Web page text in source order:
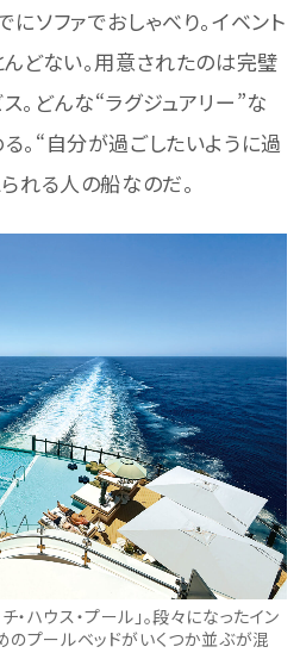
ソファでおしゃべり。イベント
どない。用意されたのは完璧
。どんな“ラグジュアリー”な
。“自分が過ごしたいように過
れる人の船なのだ。
ハウス・プール」。段々になったイン
のプールベッドがいくつか並ぶが混